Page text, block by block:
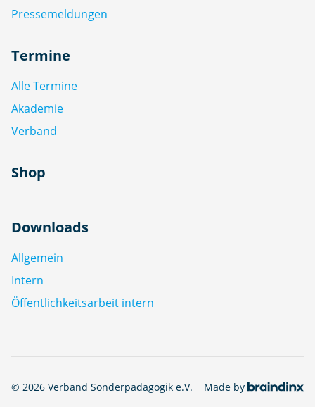
Pressemeldungen
Termine
Alle Termine
Akademie
Verband
Shop
Downloads
Allgemein
Intern
Öffentlichkeitsarbeit intern
© 2026 Verband Sonderpädagogik e.V. Made by